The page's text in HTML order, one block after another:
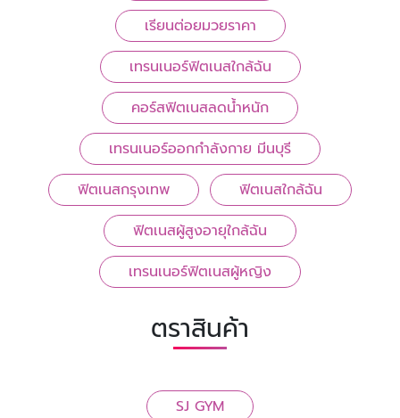
เรียนต่อยมวยราคา
เทรนเนอร์ฟิตเนสใกล้ฉัน
คอร์สฟิตเนสลดน้ำหนัก
เทรนเนอร์ออกกำลังกาย มีนบุรี
ฟิตเนสกรุงเทพ
ฟิตเนสใกล้ฉัน
ฟิตเนสผู้สูงอายุใกล้ฉัน
เทรนเนอร์ฟิตเนสผู้หญิง
ตราสินค้า
SJ GYM